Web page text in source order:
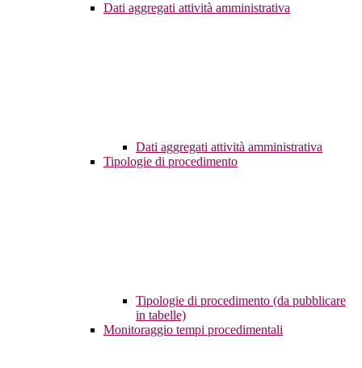
Dati aggregati attività amministrativa
Dati aggregati attività amministrativa
Tipologie di procedimento
Tipologie di procedimento (da pubblicare
in tabelle)
Monitoraggio tempi procedimentali